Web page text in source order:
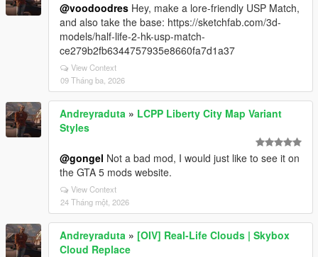
@voodoodres Hey, make a lore-friendly USP Match,
and also take the base: https://sketchfab.com/3d-
models/half-life-2-hk-usp-match-
ce279b2fb6344757935e8660fa7d1a37
View Context
09 Tháng ba, 2026
Andreyraduta » LCPP Liberty City Map Variant
Styles
@gongel Not a bad mod, I would just like to see it on
the GTA 5 mods website.
View Context
24 Tháng một, 2026
Andreyraduta » [OIV] Real-Life Clouds | Skybox
Cloud Replace